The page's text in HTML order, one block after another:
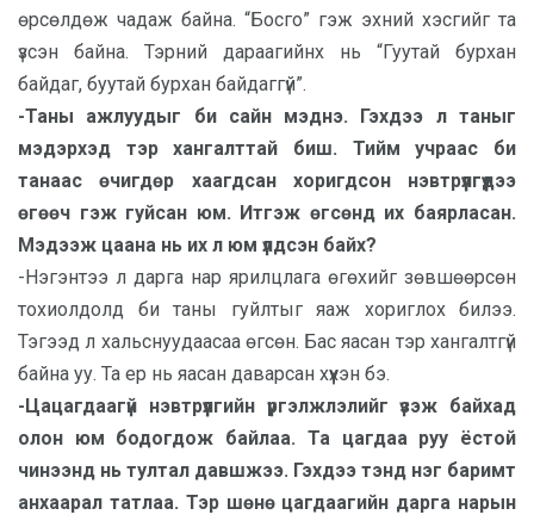
өрсөлдөж чадаж байна. “Босго” гэж эхний хэсгийг та
үзсэн байна. Тэрний дараагийнх нь “Гуутай бурхан
байдаг, буутай бурхан байдаггүй”.
-Таны ажлуудыг би сайн мэднэ. Гэхдээ л таныг
мэдэрхэд тэр хангалттай биш. Тийм учраас би
танаас өчигдөр хаагдсан хоригдсон нэвтрүүлгүүдээ
өгөөч гэж гуйсан юм. Итгэж өгсөнд их баярласан.
Мэдээж цаана нь их л юм үлдсэн байх?
-Нэгэнтээ л дарга нар ярилцлага өгөхийг зөвшөөрсөн
тохиолдолд би таны гуйлтыг яаж хориглох билээ.
Тэгээд л хальснуудаасаа өгсөн. Бас яасан тэр хангалтгүй
байна уу. Та ер нь яасан даварсан хүүхэн бэ.
-Цацагдаагүй нэвтрүүлгийн үргэлжлэлийг үзэж байхад
олон юм бодогдож байлаа. Та цагдаа руу ёстой
чинээнд нь тултал давшжээ. Гэхдээ тэнд нэг баримт
анхаарал татлаа. Тэр шөнө цагдаагийн дарга нарын